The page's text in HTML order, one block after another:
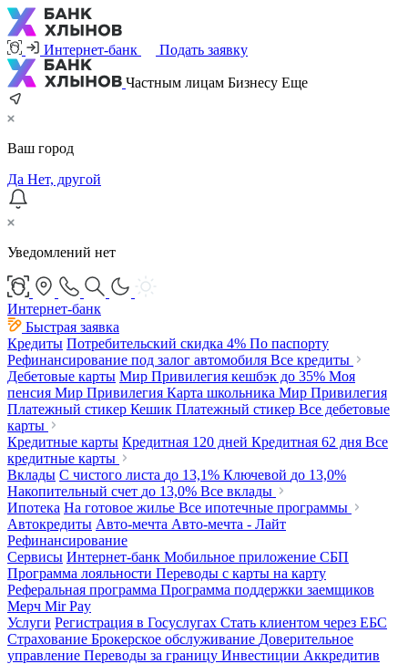
Интернет-банк Подать заявку
Частным лицам Бизнесу Еще
Ваш город
Да Нет, другой
Уведомлений нет
Интернет-банк
Быстрая заявка
Кредиты Потребительский скидка 4% По паспорту
Рефинансирование под залог автомобиля Все кредиты
Дебетовые карты Мир Привилегия кешбэк до 35% Моя
пенсия Мир Привилегия Карта школьника Мир Привилегия
Платежный стикер Кешик Платежный стикер Все дебетовые
карты
Кредитные карты Кредитная 120 дней Кредитная 62 дня Все
кредитные карты
Вклады С чистого листа до 13,1% Ключевой до 13,0%
Накопительный счет до 13,0% Все вклады
Ипотека На готовое жилье Все ипотечные программы
Автокредиты Авто-мечта Авто-мечта - Лайт
Рефинансирование
Сервисы Интернет-банк Мобильное приложение СБП
Программа лояльности Переводы с карты на карту
Реферальная программа Программа поддержки заемщиков
Мерч Mir Pay
Услуги Регистрация в Госуслугах Стать клиентом через ЕБС
Страхование Брокерское обслуживание Доверительное
управление Переводы за границу Инвестиции Аккредитив